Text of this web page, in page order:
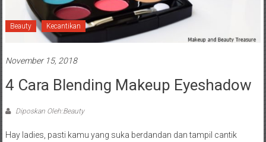
Beauty Kecantikan
November 15, 2018
4 Cara Blending Makeup Eyeshadow
Diposkan Oleh:Beauty
Hay ladies, pasti kamu yang suka berdandan dan tampil cantik